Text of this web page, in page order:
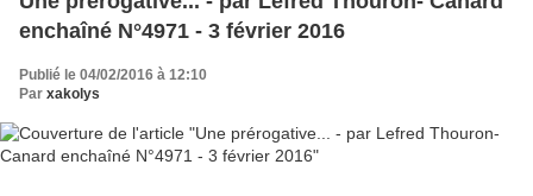
enchaîné N°4971 - 3 février 2016
Publié le 04/02/2016 à 12:10
Par xakolys